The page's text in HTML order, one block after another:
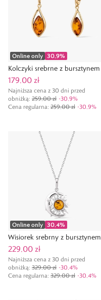
Online only 30,9%
Kolczyki srebrne z bursztynem
179,00 zł
Najniższa cena z 30 dni przed
obniżką: 259,00 zł -30,9%
Cena regularna: 259,00 zł -30,9%
Online only 30,4%
Wisiorek srebrny z bursztynem
229,00 zł
Najniższa cena z 30 dni przed
obniżką: 329,00 zł -30,4%
Cena regularna: 329,00 zł -30,4%